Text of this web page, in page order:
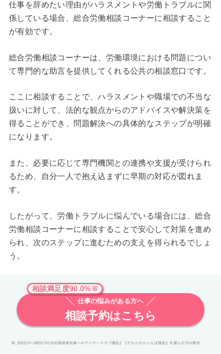
仕事を辞めたい理由がハラスメントや労働トラブルに関
係している場合、総合労働相談コーナーに相談すること
が有効です。
総合労働相談コーナーは、労働環境における問題につい
て専門的な助言を提供してくれる公共の相談窓口です。
ここに相談することで、ハラスメントや職場での不当な
扱いに対して、法的な観点からのアドバイスや解決策を
得ることができ、問題解決への具体的なステップが明確
になります。
また、必要に応じて専門機関との連携や支援が受けられ
るため、自分一人で抱え込まずに早期の対応が図れま
す。
したがって、労働トラブルに悩んでいる場合には、総合
労働相談コーナーに相談することで安心して対策を進め
られ、次のステップに進むための支えを得られるでしょ
う。
相談満足度90.0%※
仕事の悩みがある方へ
相談予約はこちら